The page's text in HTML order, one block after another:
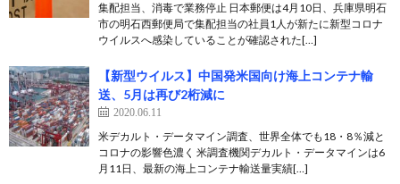
集配担当、消毒で業務停止 日本郵便は4月10日、兵庫県明石
市の明石西郵便局で集配担当の社員1人が新たに新型コロナ
ウイルスへ感染していることが確認された[…]
【新型ウイルス】中国発米国向け海上コンテナ輸
送、5月は再び2桁減に
2020.06.11
米デカルト・データマイン調査、世界全体でも18・8％減と
コロナの影響色濃く 米調査機関デカルト・データマインは6
月11日、最新の海上コンテナ輸送量実績[…]